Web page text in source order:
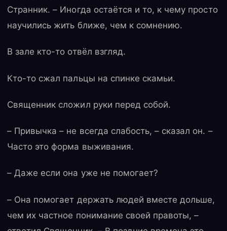
Странник. – Иногда остаётся и то, к чему просто
научились жить ближе, чем к сомнению.
В зале кто-то отвёл взгляд.
Кто-то сжал пальцы на спинке скамьи.
Священник сложил руки перед собой.
– Привычка – не всегда слабость, – сказал он. –
Часто это форма выживания.
– Даже если она уже не помогает?
– Она помогает держать людей вместе дольше,
чем их частное понимание своей правоты, –